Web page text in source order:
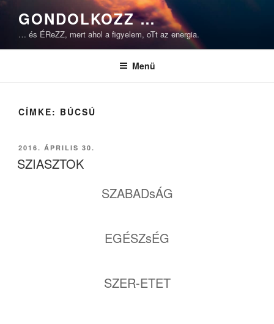
Tartalomhoz
GONDOLKOZZ …
… és ÉReZZ, mert ahol a figyelem, oTt az energia.
Menü
CÍMKE: BÚCSÚ
BEKÜLDVE:
2016. ÁPRILIS 30.
SZIASZTOK
SZABADsÁG
EGÉSZsÉG
SZER-ETET